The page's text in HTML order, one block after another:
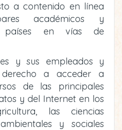
a contenido en línea
académicos y
países en vías de
y sus empleados y
derecho a acceder a
de las principales
y del Internet en los
las ciencias
y sociales